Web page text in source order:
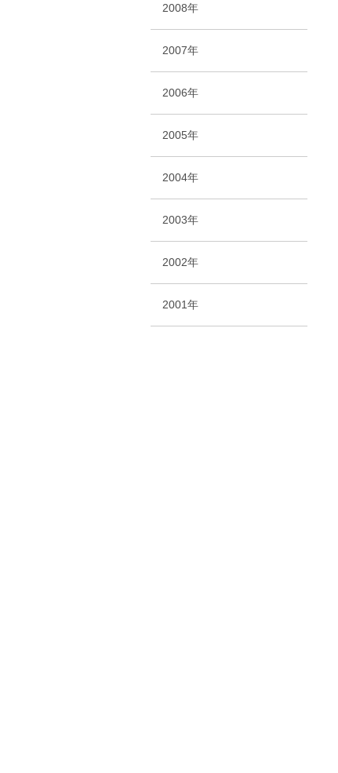
2008年
2007年
2006年
2005年
2004年
2003年
2002年
2001年